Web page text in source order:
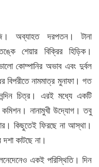
অব্যাহত দরপতন। টানা
শেয়ার বিক্রির হিড়িক।
কোম্পানির অভাব এবং দুর্বল
বিপরীতে নামমাত্র মুনাফা। গত
চিত্র। এরই মধ্যে একটি
নানামুখী উদ্যোগ। তবু
কিছুতেই ফিরছে না আস্থা।
দশা কাটছে না।
একই পরিস্থিতি। দিন